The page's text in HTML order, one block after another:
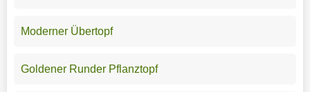
Moderner Übertopf
Goldener Runder Pflanztopf